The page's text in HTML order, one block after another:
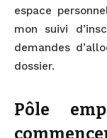
espace
mon suivi
demandes
dossier.
Pôle